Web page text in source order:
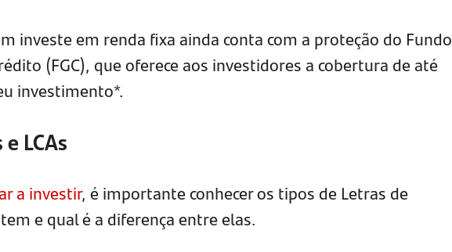
investe em renda fixa ainda conta com a proteção do Fundo
(FGC), que oferece aos investidores a cobertura de até
investimento*.
LCAs
a investir, é importante conhecer os tipos de Letras de
e qual é a diferença entre elas.